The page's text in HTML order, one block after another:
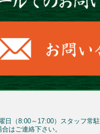
日（8:00～17:00）スタッフ常駐
はご連絡下さい。